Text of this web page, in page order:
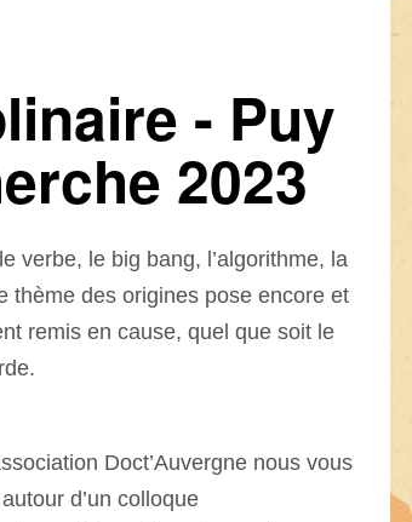
- Puy
2023
verbe, le big bang, l’algorithme, la
thème des origines pose encore et
remis en cause, quel que soit le
Doct’Auvergne nous vous
d’un colloque